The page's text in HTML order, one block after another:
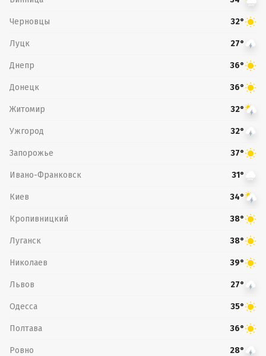
Черновцы 32°
Луцк 27°
Днепр 36°
Донецк 36°
Житомир 32°
Ужгород 32°
Запорожье 37°
Ивано-Франковск 31°
Киев 34°
Кропивницкий 38°
Луганск 38°
Николаев 39°
Львов 27°
Одесса 35°
Полтава 36°
Ровно 28°